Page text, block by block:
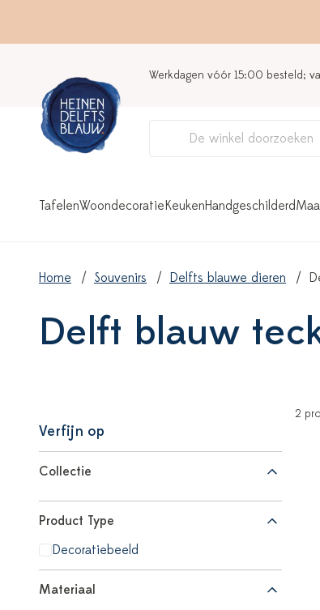
Werkdagen vóór 15:00 besteld;
TafelenWoondecoratieKeukenHandgeschilderd
Home Souvenirs Delfts blauwe dieren
Delft blauw
Verfijn op
Collectie
Product Type
Decoratiebeeld
Materiaal
2